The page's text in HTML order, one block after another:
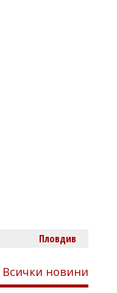
с 3:0
Пловдив
Всички новини